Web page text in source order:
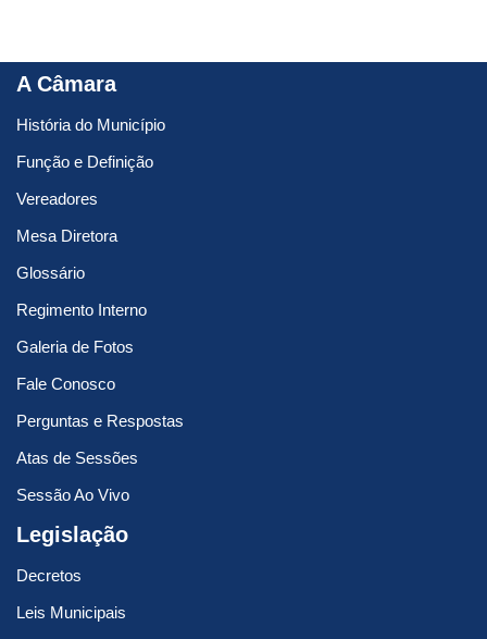
A Câmara
História do Município
Função e Definição
Vereadores
Mesa Diretora
Glossário
Regimento Interno
Galeria de Fotos
Fale Conosco
Perguntas e Respostas
Atas de Sessões
Sessão Ao Vivo
Legislação
Decretos
Leis Municipais